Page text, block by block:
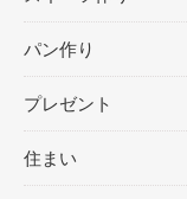
パン作り
プレゼント
住まい